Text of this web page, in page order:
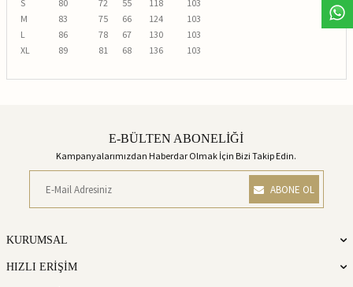
S
80 72 55 118
103
M
83 75 66 124
103
L
86 78 67 130
103
XL
89 81 68 136 103
E-BÜLTEN ABONELİĞİ
Kampanyalarımızdan Haberdar Olmak İçin Bizi Takip Edin.
ABONE OL
KURUMSAL
HIZLI ERİŞİM